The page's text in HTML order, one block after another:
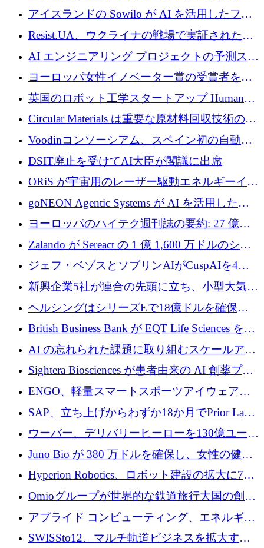
欧州防衛技術ファンドに5億ユーロを拠出
アイスランドの Sowilo が AI を活用したファ
ッション製品インテリジェンス プラットフォ
ームを拡大するためにプレシードを調達
Resist.UA、ウクライナの戦場で実証された防
衛技術を拡大するために5,000万ユーロの欧州
基金を立ち上げる
AI エンジニアリング プロジェクトの予測スタ
ートアップ Cascade が a16z アクセラレータか
らの支援を獲得
ヨーロッパ女性イノベーター賞の受賞者を紹
介します
英国のロボット工学スタートアップ Humanoid
がシリーズ A 1 億 5,200 万ドルで評価額 13 億
5,000 万ドルに到達
Circular Materials は重要な原材料回収技術の拡
張に 1,180 万ユーロを確保
Voodinコンソーシアム、スペイン初の自動木
製ブレード工場の建設にEU補助金4,800万ユ
ーロを確保
DSIT廃止を受けてAI大臣が閣議に出席
ORiS が宇宙用のレーザー駆動エネルギーイン
フラの構築に 500 万ユーロを調達
goNEON Agentic Systems が AI を活用したイ
ンフラ計画を加速するために 16 万ユーロを確
ヨーロッパのハイテク週刊誌の要約: 27 億ユ
ーロを超える 60 以上のハイテク資金調達取引
Zalando が Sereact の 1 億 1,600 万ドルのシリ
ーズ B に参加し、AI を活用した倉庫自動化を
ジェフ・ベゾスとソブリンAIがCuspAIを4億
5,000万ドルの資金調達で支援
新興企業5社が連合の先頭に立ち、小型大気質
センサーをEUのクリーンエア政策の中心に据
ヘルシングはシリーズEで18億ドルを確保、
ウーバーはデリバリー・ヒーローを130億ユー
ロの契約で買収、レボルトは2027年に米国の
銀行を立ち上げる
British Business Bank が EQT Life Sciences を
2,500 万ユーロのコミットメントで支援
AI の忘れられた課題に取り組むスケールアッ
プを実現: カメラロール
Sightera Biosciences が患者由来の AI 創薬プラ
ットフォームを拡大するために 300 万ユーロ
のプレシードをクローズ
ENGO、軽量スマートスポーツアイウェアの
進歩のために510万ユーロを調達
SAP、立ち上げからわずか18か月でPrior Labs
を10億ユーロ以上の契約で買収
ウーバー、デリバリーヒーローを130億ユーロ
の契約で買収、99か国にまたがるプラットフ
ォームを構築
Juno Bio が 380 万ドルを確保し、女性の健康
専用の初のシーケンスラボを開設
Hyperion Robotics、ロボット建設の拡大に740
万ドルを確保
Omioグループが世界的な鉄道旅行大国の創設
を目指してRail Europeを買収
アプライド コンピューティング、エネルギー
向け基盤 AI の拡張に 2,000 万ドルを調達
SWISSto12、マルチ軌道ビジネスを拡大する